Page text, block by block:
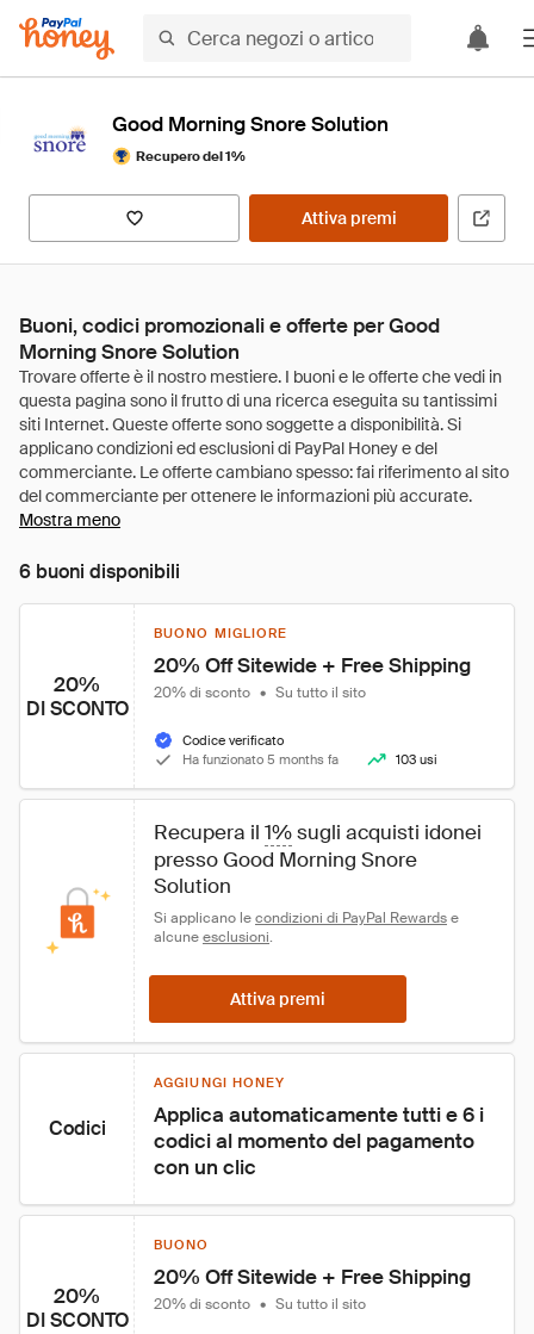
Good Morning Snore Solution
Recupero del 1%
Attiva premi
Buoni, codici promozionali e offerte per Good
Morning Snore Solution
Mostra meno
6 buoni disponibili
20%
DI SCONTO
BUONO MIGLIORE
20% Off Sitewide + Free Shipping
20% di sconto • Su tutto il sito
Codice verificato
Ha funzionato 5 months fa
103 usi
Recupera il 1% sugli acquisti idonei
presso Good Morning Snore
Solution
Si applicano le condizioni di PayPal Rewards e
alcune esclusioni.
Attiva premi
Codici
AGGIUNGI HONEY
Applica automaticamente tutti e 6 i
codici al momento del pagamento
con un clic
20%
DI SCONTO
BUONO
20% Off Sitewide + Free Shipping
20% di sconto • Su tutto il sito